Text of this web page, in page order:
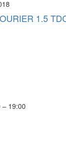
1.5
– 19:00